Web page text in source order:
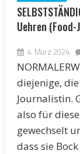
Uehren
4. März 2024
diejenige,
Journalistin.
also für
gewechselt
dass sie